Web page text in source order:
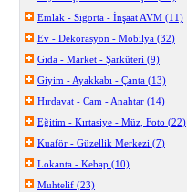
Emlak - Sigorta - İnşaat AVM (11)
Ev - Dekorasyon - Mobilya (32)
Gıda - Market - Şarküteri (9)
Giyim - Ayakkabı - Çanta (13)
Hırdavat - Cam - Anahtar (14)
Eğitim - Kırtasiye - Müz, Foto (22)
Kuaför - Güzellik Merkezi (7)
Lokanta - Kebap (10)
Muhtelif (23)